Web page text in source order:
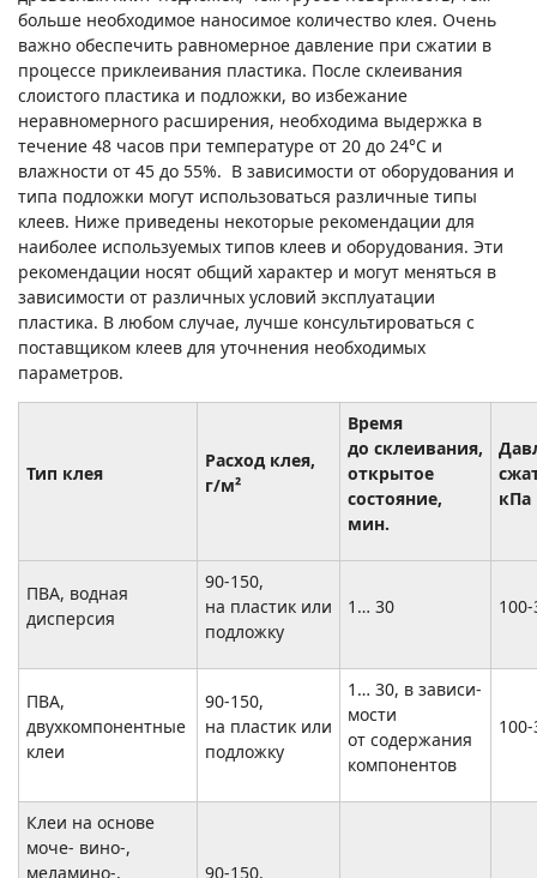
больше необходимое наносимое количество клея. Очень
важно обеспечить равномерное давление при сжатии в
процессе приклеивания пластика. После склеивания
слоистого пластика и подложки, во избежание
неравномерного расширения, необходима выдержка в
течение 48 часов при температуре от 20 до 24°С и
влажности от 45 до 55%. В зависимости от оборудования и
типа подложки могут использоваться различные типы
клеев. Ниже приведены некоторые рекомендации для
наиболее используемых типов клеев и оборудования. Эти
рекомендации носят общий характер и могут меняться в
зависимости от различных условий эксплуатации
пластика. В любом случае, лучше консультироваться с
поставщиком клеев для уточнения необходимых
параметров.
Тип клея
Расход клея,
г/м²
Время
до склеивания,
открытое
состояние,
мин.
кПа
ПВА, водная
дисперсия
90-150,
на пластик или
подложку
1… 30
ПВА,
двухкомпонентные
клеи
90-150,
на пластик или
подложку
1… 30, в зависи-
мости
от содержания
компонентов
Клеи на основе
моче- вино-,
меламино-,
90-150,